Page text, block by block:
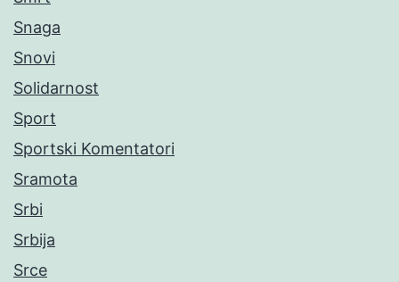
Snaga
Snovi
Solidarnost
Sport
Sportski Komentatori
Sramota
Srbi
Srbija
Srce